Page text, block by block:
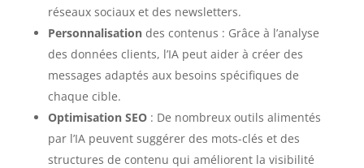
réseaux sociaux et des newsletters.
Personnalisationdes contenus : Grâce à l’analyse
des données clients, l’IA peut aider à créer des
messages adaptés aux besoins spécifiques de
chaque cible.
Optimisation SEO: De nombreux outils alimentés
par l’IA peuvent suggérer des mots-clés et des
structures de contenu qui améliorent la visibilité